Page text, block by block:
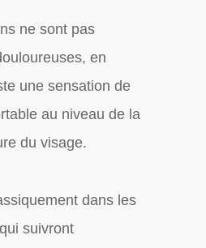
ne sont pas
en
une sensation de
au niveau de la
du visage.
dans les
suivront